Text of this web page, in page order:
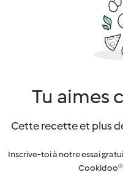
Tu aimes
Cette recette et plus
Inscrive-toi à notre essai